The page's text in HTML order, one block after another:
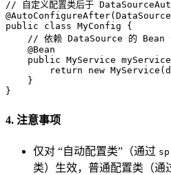
// 自定义配置类后于
public
class MyConfig {
// 依赖 DataSource 的 Bean
@Bean
public MyService myService
return
new MyService
    }
}
4. 注意事项
仅对 “自动配置类”（通过
类）生效，普通配置类（通